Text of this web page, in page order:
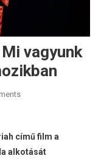
vagyunk
című film a
alkotását